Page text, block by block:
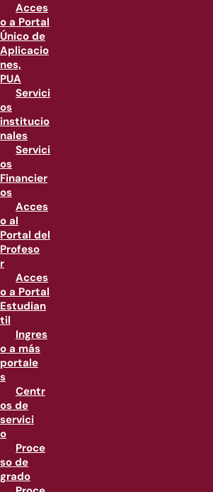
Acces
o a Portal
Único de
Aplicacio
nes,
PUA
Servici
os
institucio
nales
Servici
os
Financier
os
Acces
o al
Portal del
Profeso
r
Acces
o a Portal
Estudian
til
Ingres
o a más
portale
s
Centr
os de
servici
o
Proce
so de
grado